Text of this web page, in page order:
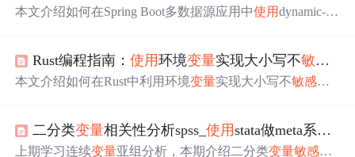
置泄露。
本文介绍如何在Spring Boot多数据源应用中使用dynamic-da
对、多环境策略及密钥轮换机制，帮助开发者构建符合安
全合规要求的企业级数据源安全管理方案。
Rust编程指南：使用环境变量实现大小写不敏感
本文介绍如何在Rust中利用环境变量实现大小写不敏感搜
验。二分类变量相关性分析spss_使用stata做meta系列九|二分类
上期学习连续变量亚组分析，本期介绍二分类变量敏感性